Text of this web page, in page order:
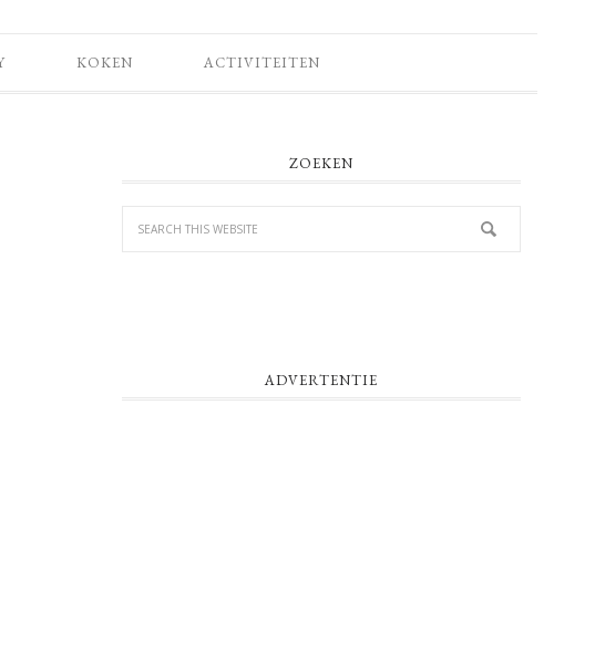
KOKEN ACTIVITEITEN
ZOEKEN
ADVERTENTIE